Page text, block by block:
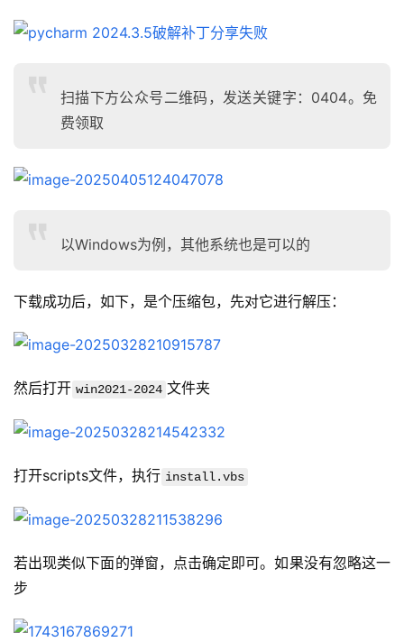
扫描下方公众号二维码，发送关键字：0404。免
费领取
以Windows为例，其他系统也是可以的
下载成功后，如下，是个压缩包，先对它进行解压：
然后打开 win2021-2024 文件夹
打开scripts文件，执行 install.vbs
若出现类似下面的弹窗，点击确定即可。如果没有忽略这一
步